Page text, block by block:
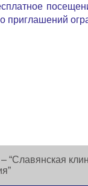
приглашений
“Славянская